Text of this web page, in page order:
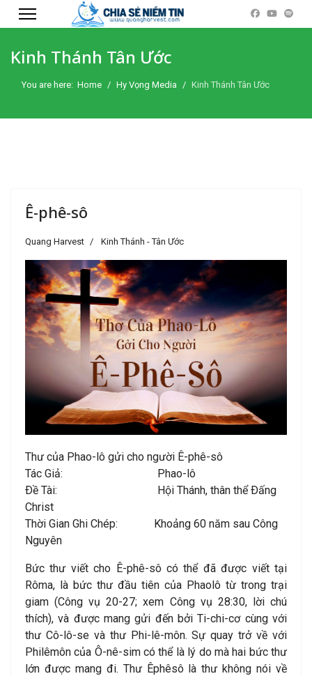
Kinh Thánh Tân Ước
You are here: Home Hy Vọng Media Kinh Thánh Tân Ước
Ê-phê-sô
Quang Harvest Kinh Thánh - Tân Ước
Thư của Phao-lô gửi cho người Ê-phê-sô
Tác Giả: Phao-lô
Ðề Tài: Hội Thánh, thân thể Ðấng
Christ
Thời Gian Ghi Chép: Khoảng 60 năm sau Công
Nguyên
Bức thư viết cho Ê-phê-sô có thể đã được viết tại
Rôma, là bức thư đầu tiên của Phaolô từ trong trại
giam (Công vụ 20-27; xem Công vụ 28:30, lời chú
thích), và được mang gửi đến bởi Ti-chi-cơ cùng với
thư Cô-lô-se và thư Phi-lê-môn. Sự quay trở về với
Philêmôn của Ô-nê-sim có thể là lý do mà hai bức thư
lớn được mang đi. Thư Êphêsô là thư không nói về